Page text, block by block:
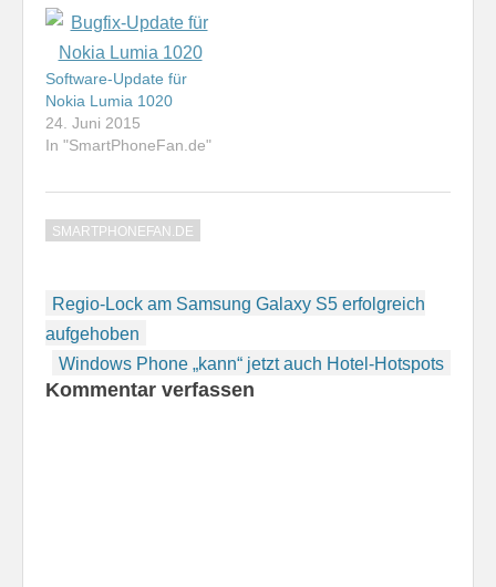
Software-Update für
Nokia Lumia 1020
24. Juni 2015
In "SmartPhoneFan.de"
SMARTPHONEFAN.DE
Beitragsnavigation
Regio-Lock am Samsung Galaxy S5 erfolgreich
aufgehoben
Windows Phone „kann“ jetzt auch Hotel-Hotspots
Kommentar verfassen